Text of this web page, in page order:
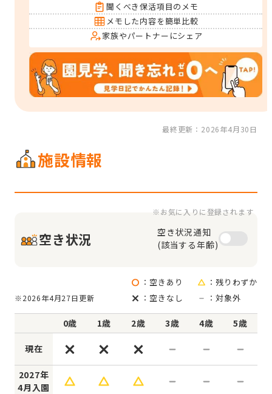
聞くべき保活項目のメモ
メモした内容を簡単比較
家族やパートナーにシェア
最終更新：2026年4月30日
施設情報
空き状況
※お気に入りに登録されます
空き状況通知
(該当する年齢)
※2026年4月27日更新
：空きあり
：残りわずか
：空きなし
：対象外
0歳 1歳 2歳 3歳 4歳 5歳
現在
2027年
4月入園